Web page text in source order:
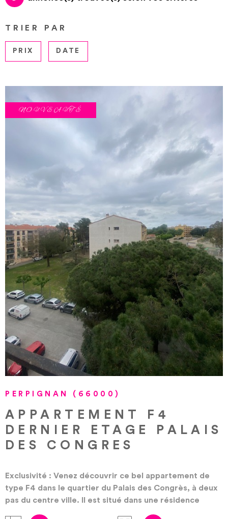
TRIER PAR
PRIX DATE
PERPIGNAN (66000)
APPARTEMENT F4
DERNIER ETAGE PALAIS
DES CONGRES
Exclusivité : Venez découvrir ce bel appartement de
type F4 dans le quartier du Palais des Congrès, à deux
pas du centre ville. Il est situé dans une résidence
calme et sécurisée, et est composé d'un séjour avec
NOUVEAUTÉ
VOIR LE BIEN
PLUS DE CRITÈRES